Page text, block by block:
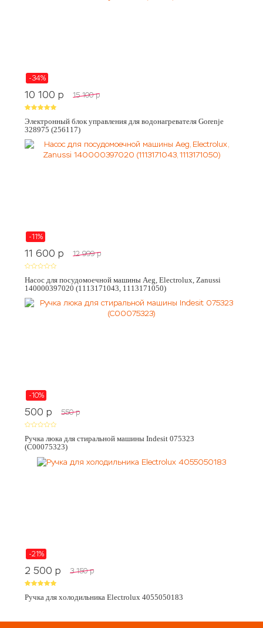
-34%
10 100 p 15 100 p
Электронный блок управления для водонагревателя Gorenje
328975 (256117)
-11%
11 600 p 12 999 p
Насос для посудомоечной машины Aeg, Electrolux, Zanussi
140000397020 (1113171043, 1113171050)
-10%
500 p 550 p
Ручка люка для стиральной машины Indesit 075323
(C00075323)
-21%
2 500 p 3 150 p
Ручка для холодильника Electrolux 4055050183